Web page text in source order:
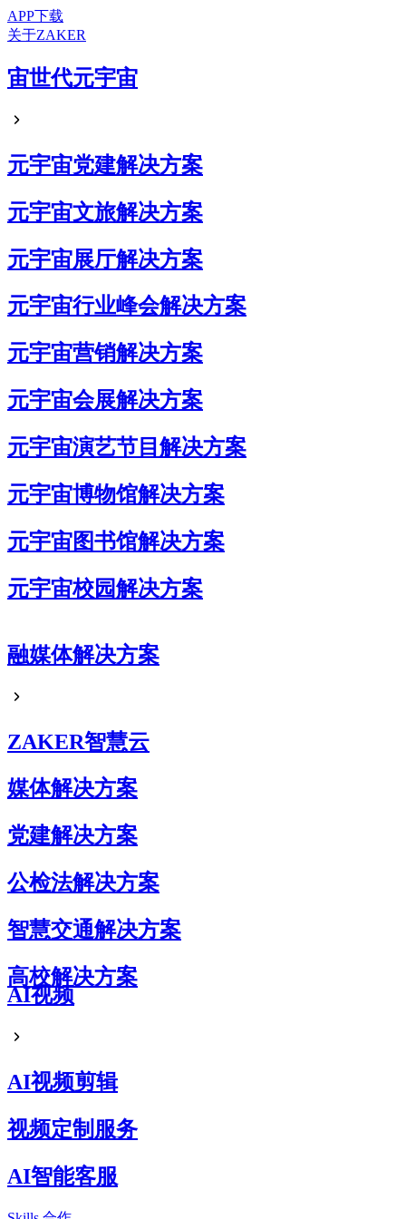
APP下载
关于ZAKER
宙世代元宇宙
元宇宙党建解决方案
元宇宙文旅解决方案
元宇宙展厅解决方案
元宇宙行业峰会解决方案
元宇宙营销解决方案
元宇宙会展解决方案
元宇宙演艺节目解决方案
元宇宙博物馆解决方案
元宇宙图书馆解决方案
元宇宙校园解决方案
元宇宙电商解决方案
融媒体解决方案
ZAKER智慧云
媒体解决方案
党建解决方案
公检法解决方案
智慧交通解决方案
高校解决方案
AI视频
AI视频剪辑
视频定制服务
AI智能客服